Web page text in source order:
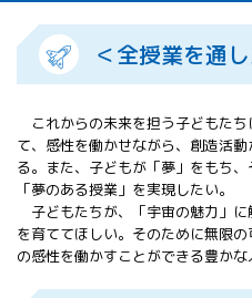
＜全授業を通
これからの未来を担う子どもた
て、感性を働かせながら、創造活
る。また、子どもが「夢」をもち
「夢のある授業」を実現したい。
子どもたちが、「宇宙の魅力」に
を育ててほしい。そのために無限
の感性を働かすことができる豊かな